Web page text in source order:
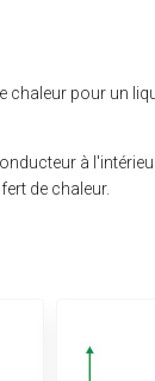
pour un
à
de chaleur.